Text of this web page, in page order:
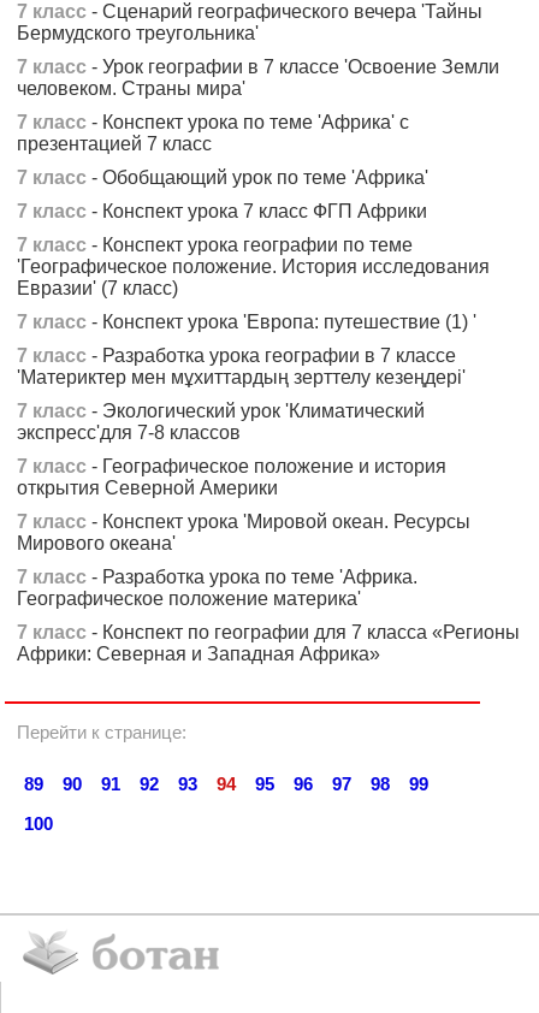
7 класс - Сценарий географического вечера 'Тайны
Бермудского треугольника'
7 класс - Урок географии в 7 классе 'Освоение Земли
человеком. Страны мира'
7 класс - Конспект урока по теме 'Африка' с
презентацией 7 класс
7 класс - Обобщающий урок по теме 'Африка'
7 класс - Конспект урока 7 класс ФГП Африки
7 класс - Конспект урока географии по теме
'Географическое положение. История исследования
Евразии' (7 класс)
7 класс - Конспект урока 'Европа: путешествие (1) '
7 класс - Разработка урока географии в 7 классе
'Материктер мен мұхиттардың зерттелу кезеңдері'
7 класс - Экологический урок 'Климатический
экспресс'для 7-8 классов
7 класс - Географическое положение и история
открытия Северной Америки
7 класс - Конспект урока 'Мировой океан. Ресурсы
Мирового океана'
7 класс - Разработка урока по теме 'Африка.
Географическое положение материка'
7 класс - Конспект по географии для 7 класса «Регионы
Африки: Северная и Западная Африка»
Перейти к странице:
89 90 91 92 93 94 95 96 97 98
99
100